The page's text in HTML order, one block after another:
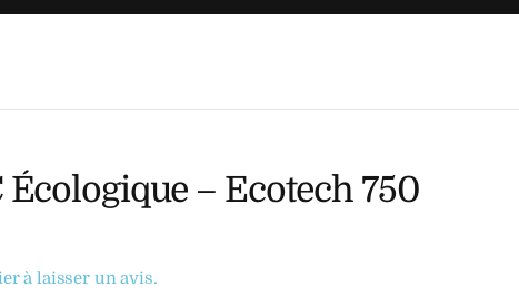
Écologique – Ecotech 750
à laisser un avis.